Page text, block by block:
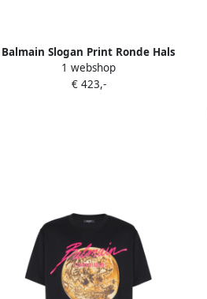
Balmain Slogan Print Ronde Hals
T-shirt White Heren
1 webshop
€ 423,-